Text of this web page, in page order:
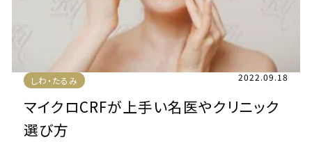
しわ・たるみ 2022.09.18
マイクロCRFが上手い名医やクリニック
選び方